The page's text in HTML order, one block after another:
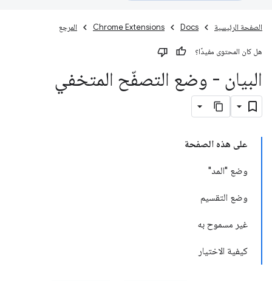
الصفحة الرئيسية Docs
Chrome Extensions المرجع
هل كان المحتوى مفيدًا؟
البيان - وضع التصفّح المتخفي
على هذه الصفحة
وضع "المد"
وضع التقسيم
غير مسموح به
كيفية الاختيار